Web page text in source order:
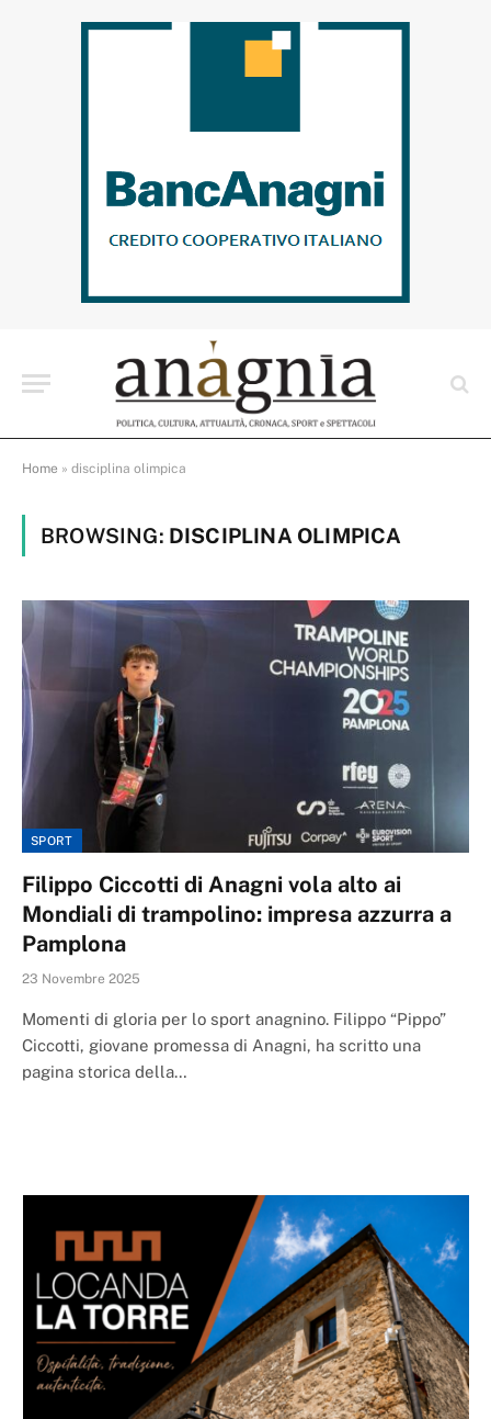
Home » disciplina olimpica
BROWSING: DISCIPLINA OLIMPICA
SPORT
Filippo Ciccotti di Anagni vola alto ai
Mondiali di trampolino: impresa azzurra a
Pamplona
23 Novembre 2025
Momenti di gloria per lo sport anagnino. Filippo “Pippo”
Ciccotti, giovane promessa di Anagni, ha scritto una
pagina storica della…